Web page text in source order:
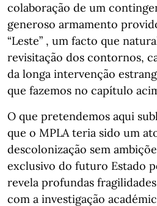
colaboração de um
generoso armamento
“Leste” , um facto que
revisitação dos contornos,
da longa intervenção
que fazemos no capítulo
O que pretendemos aqui
que o MPLA teria sido um
descolonização sem
exclusivo do futuro Estado
revela profundas
com a investigação